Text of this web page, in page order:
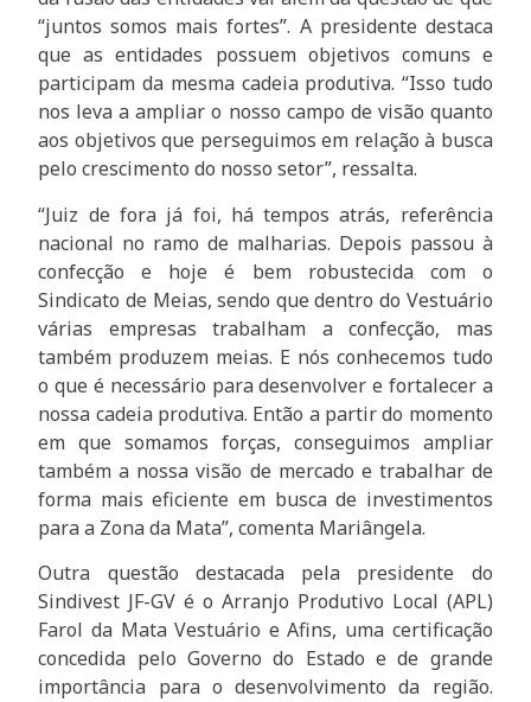
“juntos somos mais fortes”. A presidente destaca
que as entidades possuem objetivos comuns e
participam da mesma cadeia produtiva. “Isso tudo
nos leva a ampliar o nosso campo de visão quanto
aos objetivos que perseguimos em relação à busca
pelo crescimento do nosso setor”, ressalta.
“Juiz de fora já foi, há tempos atrás, referência
nacional no ramo de malharias. Depois passou à
confecção e hoje é bem robustecida com o
Sindicato de Meias, sendo que dentro do Vestuário
várias empresas trabalham a confecção, mas
também produzem meias. E nós conhecemos tudo
o que é necessário para desenvolver e fortalecer a
nossa cadeia produtiva. Então a partir do momento
em que somamos forças, conseguimos ampliar
também a nossa visão de mercado e trabalhar de
forma mais eficiente em busca de investimentos
para a Zona da Mata”, comenta Mariângela.
Outra questão destacada pela presidente do
Sindivest JF-GV é o Arranjo Produtivo Local (APL)
Farol da Mata Vestuário e Afins, uma certificação
concedida pelo Governo do Estado e de grande
importância para o desenvolvimento da região.